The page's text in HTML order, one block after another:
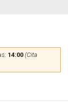
14:00 (Cita